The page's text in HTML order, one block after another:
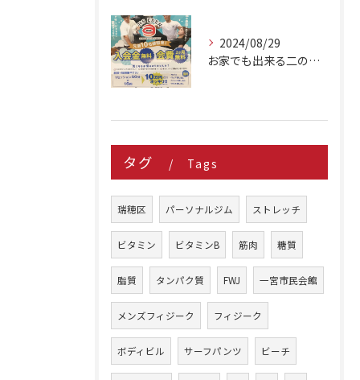
2024/08/29
お家でも出来る二の腕シェイプアップ種目 3選
タグ Tags
瑞穂区 パーソナルジム ストレッチ
ビタミン ビタミンB 筋肉 糖質
脂質 タンパク質 FWJ 一宮市民会館
メンズフィジーク フィジーク
ボディビル サーフパンツ ビーチ